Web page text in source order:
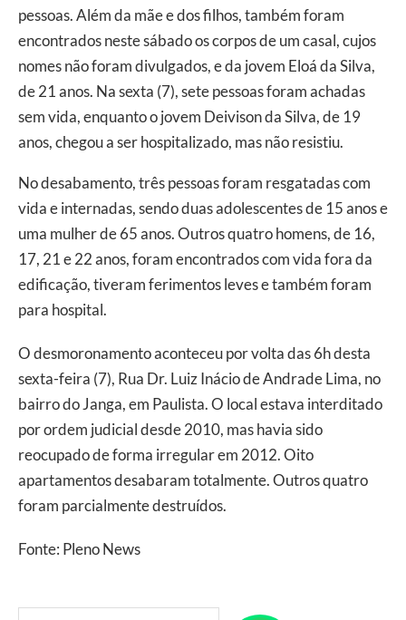
pessoas. Além da mãe e dos filhos, também foram
encontrados neste sábado os corpos de um casal, cujos
nomes não foram divulgados, e da jovem Eloá da Silva,
de 21 anos. Na sexta (7), sete pessoas foram achadas
sem vida, enquanto o jovem Deivison da Silva, de 19
anos, chegou a ser hospitalizado, mas não resistiu.
No desabamento, três pessoas foram resgatadas com
vida e internadas, sendo duas adolescentes de 15 anos e
uma mulher de 65 anos. Outros quatro homens, de 16,
17, 21 e 22 anos, foram encontrados com vida fora da
edificação, tiveram ferimentos leves e também foram
para hospital.
O desmoronamento aconteceu por volta das 6h desta
sexta-feira (7), Rua Dr. Luiz Inácio de Andrade Lima, no
bairro do Janga, em Paulista. O local estava interditado
por ordem judicial desde 2010, mas havia sido
reocupado de forma irregular em 2012. Oito
apartamentos desabaram totalmente. Outros quatro
foram parcialmente destruídos.
Fonte: Pleno News